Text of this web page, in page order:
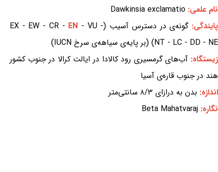
نام علمی: Dawkinsia exclamatio
پایندگی:گونه‌ی در دسترس آسیب (EX - EW - CR - EN - VU -
NT - LC - DD - NE) (بر پایه‌ی سیاهه‌ی سرخ IUCN)
زیستگاه: آب‌های گرمسیری رود کالادا در ایالت کرالا در جنوب کشور
هند در جنوب قاره‌ی آسیا
اندازه: بدن به درازای ۸/۳ سانتی‌متر
نگاره: Beta Mahatvaraj